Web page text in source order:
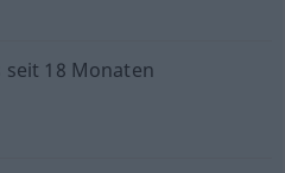
seit 18 Monaten